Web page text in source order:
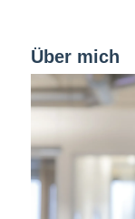
Über mich